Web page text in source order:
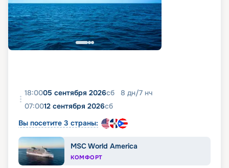
18:0005 сентября 2026сб 8 дн/7 нч
07:0012 сентября 2026сб
Вы посетите 3 страны:
MSC World America
КОМФОРТ